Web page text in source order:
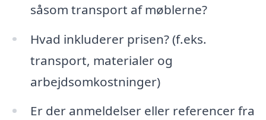
såsom transport af møblerne?
Hvad inkluderer prisen? (f.eks.
transport, materialer og
arbejdsomkostninger)
Er der anmeldelser eller referencer fra